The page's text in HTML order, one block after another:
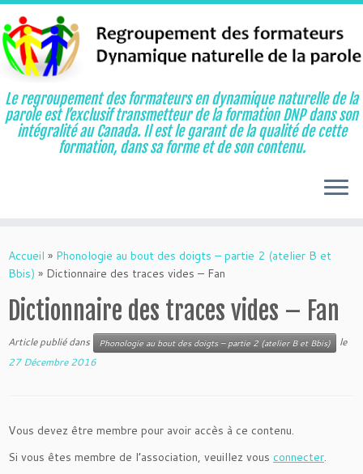
au
contenu
Le regroupement des formateurs en dynamique naturelle de la
parole est l’exclusif transmetteur de la formation DNP dans son
intégralité au Canada. Il est le garant de la qualité de cette
formation, dans sa forme et de son contenu.
Accueil » Phonologie au bout des doigts – partie 2 (atelier B et
Bbis) » Dictionnaire des traces vides – Fan
Dictionnaire des traces vides – Fan
Article publié dans Phonologie au bout des doigts – partie 2 (atelier B et Bbis)
le
27 Décembre 2016
Vous devez être membre pour avoir accès à ce contenu.
Si vous êtes membre de l’association, veuillez vous connecter.